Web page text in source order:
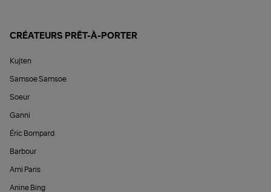
CRÉATEURS PRÊT-À-PORTER
Kujten
Samsoe Samsoe
Soeur
Ganni
Éric Bompard
Barbour
Ami Paris
Anine Bing